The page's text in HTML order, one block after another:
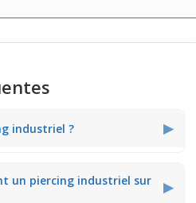
industriel ? ▶
cartilage de l'oreille, plus
un piercing industriel sur
▶